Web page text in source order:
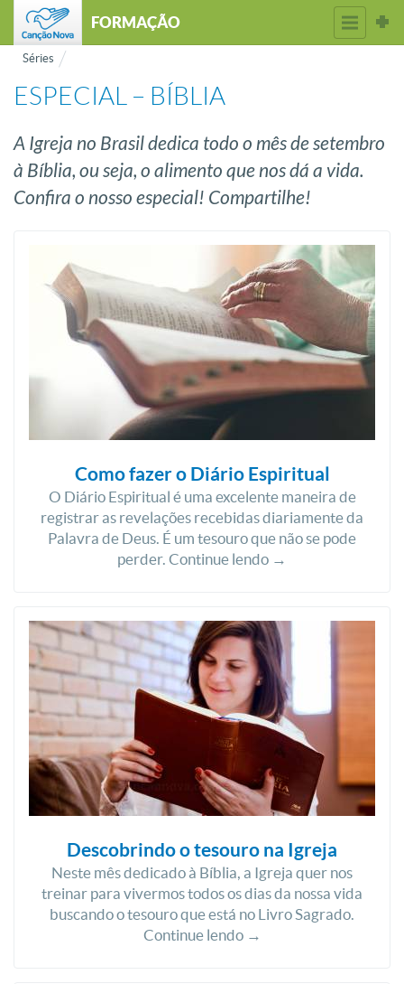
FORMAÇÃO
Séries
ESPECIAL – BÍBLIA
A Igreja no Brasil dedica todo o mês de setembro
à Bíblia, ou seja, o alimento que nos dá a vida.
Confira o nosso especial! Compartilhe!
Como fazer o Diário Espiritual
O Diário Espiritual é uma excelente maneira de
registrar as revelações recebidas diariamente da
Palavra de Deus. É um tesouro que não se pode
perder. Continue lendo →
Descobrindo o tesouro na Igreja
Neste mês dedicado à Bíblia, a Igreja quer nos
treinar para vivermos todos os dias da nossa vida
buscando o tesouro que está no Livro Sagrado.
Continue lendo →